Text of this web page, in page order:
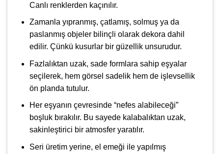
Canlı renklerden kaçınılır.
Zamanla yıpranmış, çatlamış, solmuş ya da
paslanmış objeler bilinçli olarak dekora dahil
edilir. Çünkü kusurlar bir güzellik unsurudur.
Fazlalıktan uzak, sade formlara sahip eşyalar
seçilerek, hem görsel sadelik hem de işlevsellik
ön planda tutulur.
Her eşyanın çevresinde “nefes alabileceği”
boşluk bırakılır. Bu sayede kalabalıktan uzak,
sakinleştirici bir atmosfer yaratılır.
Seri üretim yerine, el emeği ile yapılmış